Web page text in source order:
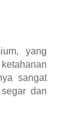
yang
sangat
dan